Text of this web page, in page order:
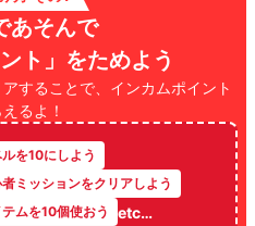
あそんで
ト」をためよう
することで、インカムポイント
るよ！
を10にしよう
ミッションをクリアしよう
ムを10個使おう
etc…